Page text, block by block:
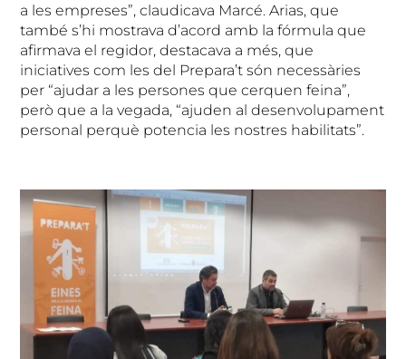
a les empreses”, claudicava Marcé. Arias, que
també s’hi mostrava d’acord amb la fórmula que
afirmava el regidor, destacava a més, que
iniciatives com les del Prepara’t són necessàries
per “ajudar a les persones que cerquen feina”,
però que a la vegada, “ajuden al desenvolupament
personal perquè potencia les nostres habilitats”.